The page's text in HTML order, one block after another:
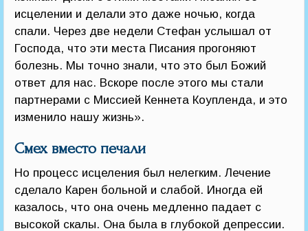
исцелении и делали это даже ночью, когда
спали. Через две недели Стефан услышал от
Господа, что эти места Писания прогоняют
болезнь. Мы точно знали, что это был Божий
ответ для нас. Вскоре после этого мы стали
партнерами с Миссией Кеннета Коупленда, и это
изменило нашу жизнь».
Смех вместо печали
Но процесс исцеления был нелегким. Лечение
сделало Карен больной и слабой. Иногда ей
казалось, что она очень медленно падает с
высокой скалы. Она была в глубокой депрессии.